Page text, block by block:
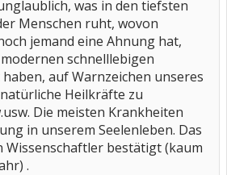
was in den tiefsten
Menschen ruht, wovon
jemand eine Ahnung hat,
schnelllebigen
auf Warnzeichen unseres
Heilkräfte zu
Die meisten Krankheiten
in unserem Seelenleben. Das
Wissenschaftler bestätigt (kaum
.